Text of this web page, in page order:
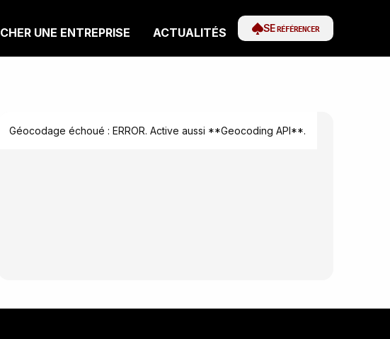
UNE ENTREPRISE ACTUALITÉS SERÉFÉRENCER
Géocodage échoué : ERROR. Active aussi **Geocoding API**.